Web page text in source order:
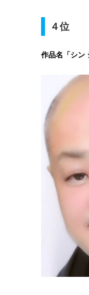
４位
作品名「シン